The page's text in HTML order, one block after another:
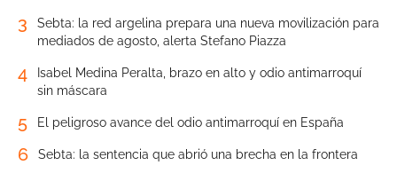
3
Sebta: la red argelina prepara una nueva movilización para
mediados de agosto, alerta Stefano Piazza
4
Isabel Medina Peralta, brazo en alto y odio antimarroquí
sin máscara
5 El peligroso avance del odio antimarroquí en España
6 Sebta: la sentencia que abrió una brecha en la frontera